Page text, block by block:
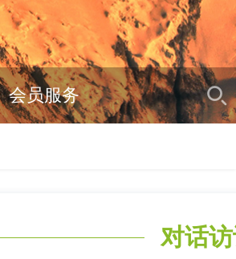
会员服务
对话